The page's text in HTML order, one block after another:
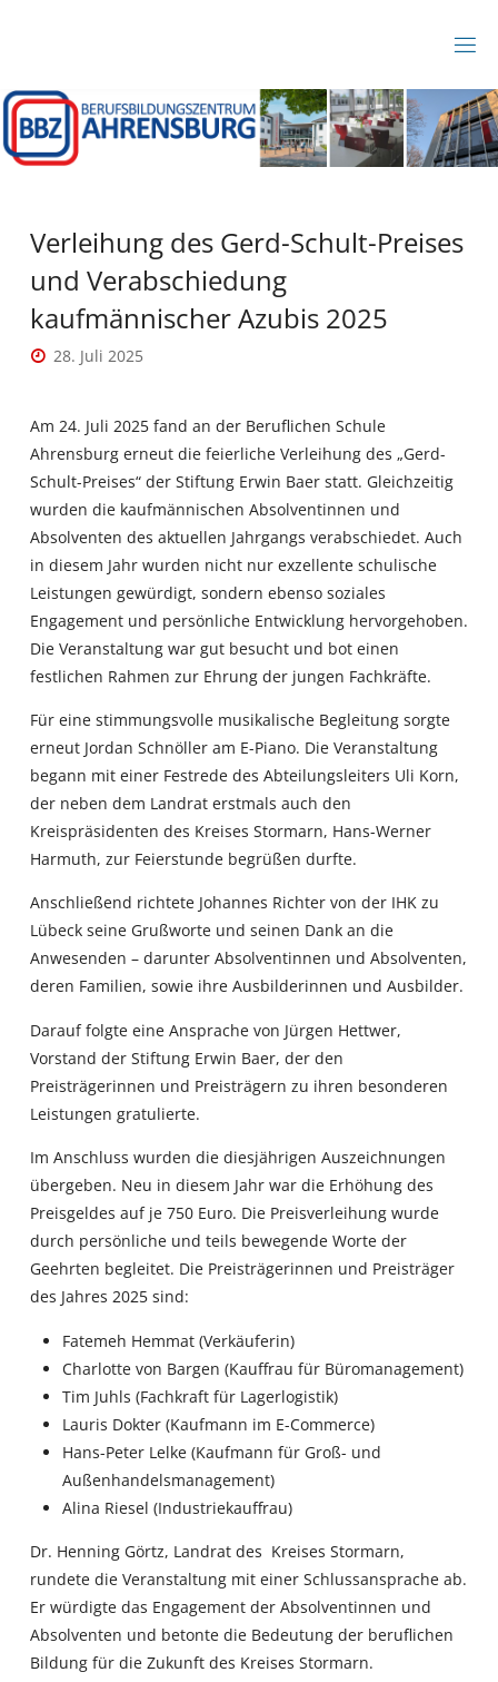
BZ
A
HR
B
R
Verleihung des Gerd-Schult-Preises
und Verabschiedung
kaufmännischer Azubis 2025
28. Juli 2025
Am 24. Juli 2025 fand an der Beruflichen Schule
Ahrensburg erneut die feierliche Verleihung des „Gerd-
Schult-Preises“ der Stiftung Erwin Baer statt. Gleichzeitig
wurden die kaufmännischen Absolventinnen und
Absolventen des aktuellen Jahrgangs verabschiedet. Auch
in diesem Jahr wurden nicht nur exzellente schulische
Leistungen gewürdigt, sondern ebenso soziales
Engagement und persönliche Entwicklung hervorgehoben.
Die Veranstaltung war gut besucht und bot einen
festlichen Rahmen zur Ehrung der jungen Fachkräfte.
Für eine stimmungsvolle musikalische Begleitung sorgte
erneut Jordan Schnöller am E-Piano. Die Veranstaltung
begann mit einer Festrede des Abteilungsleiters Uli Korn,
der neben dem Landrat erstmals auch den
Kreispräsidenten des Kreises Stormarn, Hans-Werner
Harmuth, zur Feierstunde begrüßen durfte.
Anschließend richtete Johannes Richter von der IHK zu
Lübeck seine Grußworte und seinen Dank an die
Anwesenden – darunter Absolventinnen und Absolventen,
deren Familien, sowie ihre Ausbilderinnen und Ausbilder.
Darauf folgte eine Ansprache von Jürgen Hettwer,
Vorstand der Stiftung Erwin Baer, der den
Preisträgerinnen und Preisträgern zu ihren besonderen
Leistungen gratulierte.
Im Anschluss wurden die diesjährigen Auszeichnungen
übergeben. Neu in diesem Jahr war die Erhöhung des
Preisgeldes auf je 750 Euro. Die Preisverleihung wurde
durch persönliche und teils bewegende Worte der
Geehrten begleitet. Die Preisträgerinnen und Preisträger
des Jahres 2025 sind:
Fatemeh Hemmat (Verkäuferin)
Charlotte von Bargen (Kauffrau für Büromanagement)
Tim Juhls (Fachkraft für Lagerlogistik)
Lauris Dokter (Kaufmann im E-Commerce)
Hans-Peter Lelke (Kaufmann für Groß- und
Außenhandelsmanagement)
Alina Riesel (Industriekauffrau)
Dr. Henning Görtz, Landrat des Kreises Stormarn,
rundete die Veranstaltung mit einer Schlussansprache ab.
Er würdigte das Engagement der Absolventinnen und
Absolventen und betonte die Bedeutung der beruflichen
Bildung für die Zukunft des Kreises Stormarn.